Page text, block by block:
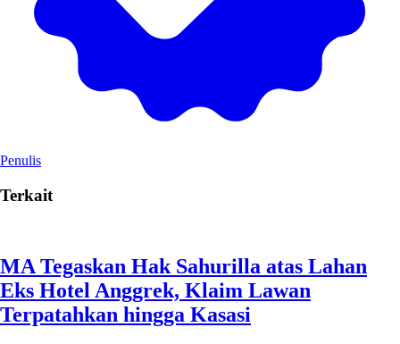
Penulis
Terkait
MA Tegaskan Hak Sahurilla atas Lahan
Eks Hotel Anggrek, Klaim Lawan
Terpatahkan hingga Kasasi